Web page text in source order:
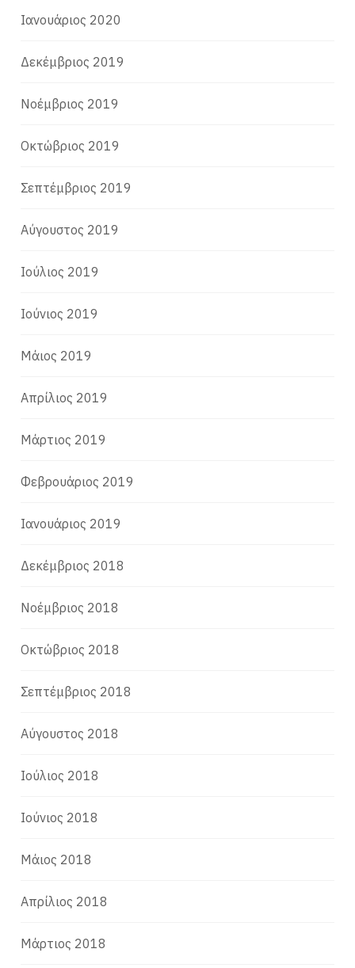
Ιανουάριος 2020
Δεκέμβριος 2019
Νοέμβριος 2019
Οκτώβριος 2019
Σεπτέμβριος 2019
Αύγουστος 2019
Ιούλιος 2019
Ιούνιος 2019
Μάιος 2019
Απρίλιος 2019
Μάρτιος 2019
Φεβρουάριος 2019
Ιανουάριος 2019
Δεκέμβριος 2018
Νοέμβριος 2018
Οκτώβριος 2018
Σεπτέμβριος 2018
Αύγουστος 2018
Ιούλιος 2018
Ιούνιος 2018
Μάιος 2018
Απρίλιος 2018
Μάρτιος 2018